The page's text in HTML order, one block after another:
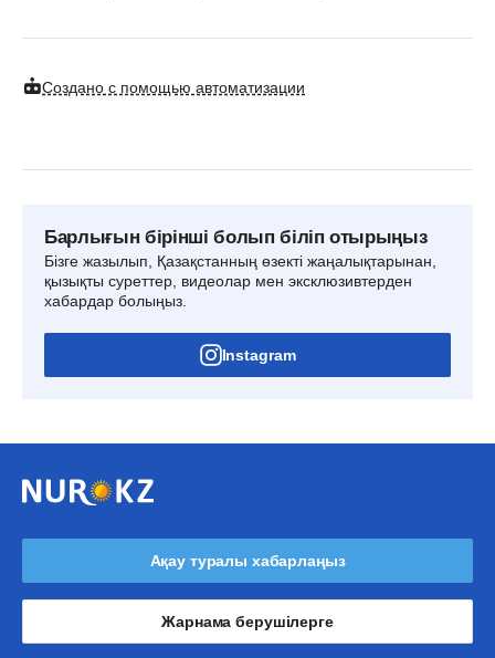
Создано с помощью автоматизации
Барлығын бірінші болып біліп отырыңыз
Бізге жазылып, Қазақстанның өзекті жаңалықтарынан,
қызықты суреттер, видеолар мен эксклюзивтерден
хабардар болыңыз.
Instagram
Ақау туралы хабарлаңыз
Жарнама берушілерге